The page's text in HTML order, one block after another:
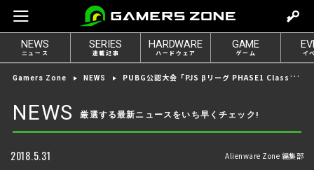
e
t
o
g
NEWS
ニュース
SERIES
連載記事
HARDWARE
ハードウェア
GAME
ゲーム イ
Gamers Zone NEWS PUBG公認大会「PJS βリーグ PHASE1 Class1/Class2 Day3」の試合時間と配信URLが発表！
NEWS 厳選する最新ニュースをいち早くチェック!
2018.5.31 Alienware Zone 編集部